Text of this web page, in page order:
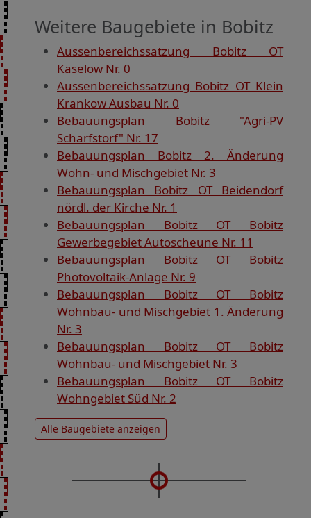
Weitere Baugebiete in Bobitz
Aussenbereichssatzung Bobitz OT
Käselow Nr. 0
Aussenbereichssatzung Bobitz OT Klein
Krankow Ausbau Nr. 0
Bebauungsplan Bobitz "Agri-PV
Scharfstorf" Nr. 17
Bebauungsplan Bobitz 2. Änderung
Wohn- und Mischgebiet Nr. 3
Bebauungsplan Bobitz OT Beidendorf
nördl. der Kirche Nr. 1
Bebauungsplan Bobitz OT Bobitz
Gewerbegebiet Autoscheune Nr. 11
Bebauungsplan Bobitz OT Bobitz
Photovoltaik-Anlage Nr. 9
Bebauungsplan Bobitz OT Bobitz
Wohnbau- und Mischgebiet 1. Änderung
Nr. 3
Bebauungsplan Bobitz OT Bobitz
Wohnbau- und Mischgebiet Nr. 3
Bebauungsplan Bobitz OT Bobitz
Wohngebiet Süd Nr. 2
Alle Baugebiete anzeigen